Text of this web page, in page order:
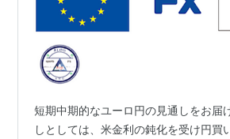
短期中期的なユーロ円の見通しをお届
しとしては、米金利の鈍化を受け円買